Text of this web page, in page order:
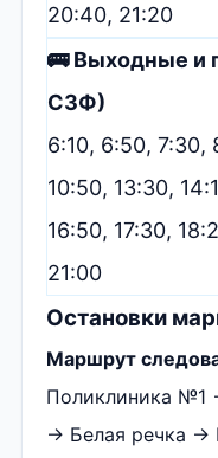
20:40, 21:20
🚌 Выходные и
СЗФ)
6:10, 6:50, 7:30,
10:50, 13:30,
16:50, 17:30,
21:00
Остановки
Маршрут
Поликлиника №1
→ Белая речка →